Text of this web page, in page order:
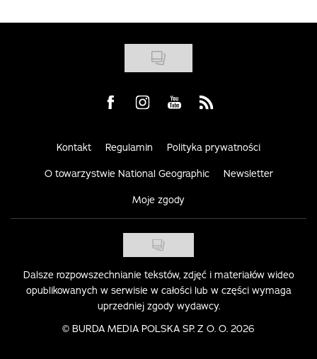
Visit us on Facebook
Visit us on Instagram
Visit us on Youtube
Visit us on Rss
Kontakt Regulamin Polityka prywatności
O towarzystwie National Geographic Newsletter
Moje zgody
Dalsze rozpowszechnianie tekstów, zdjęć i materiałów wideo
opublikowanych w serwisie w całości lub w części wymaga
uprzedniej zgody wydawcy.
© BURDA MEDIA POLSKA SP. Z O. O. 2026